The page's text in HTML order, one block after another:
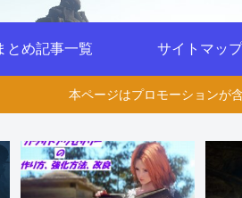
とめ記事一覧 サイトマップ
本ページはプロモーションが